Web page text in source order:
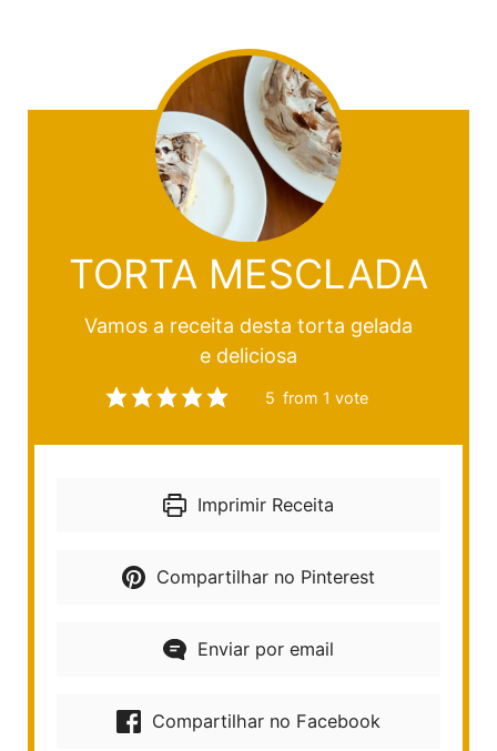
TORTA MESCLADA
Vamos a receita desta torta gelada
e deliciosa
5 from 1 vote
Imprimir Receita
Compartilhar no Pinterest
Enviar por email
Compartilhar no Facebook